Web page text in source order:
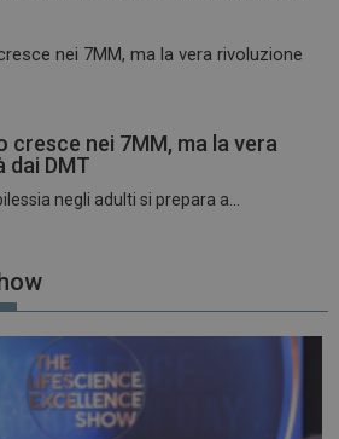
cresce nei 7MM, ma la vera
dai DMT
negli adulti si prepara a...